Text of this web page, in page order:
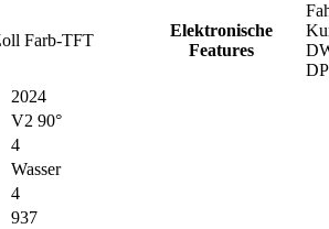
Farb-TFT
Elektronische
Features
2024
V2 90°
4
Wasser
4
937